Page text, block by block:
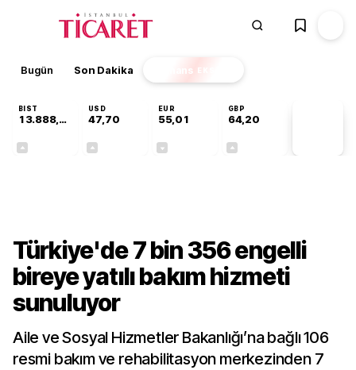
Bugün Son Dakika Finans EKSTRA
BIST
13.888,97
USD
47,70
EUR
55,01
GBP
64,20
Türkiye'de 7 bin 356 engelli
bireye yatılı bakım hizmeti
sunuluyor
Aile ve Sosyal Hizmetler Bakanlığı’na bağlı 106
resmi bakım ve rehabilitasyon merkezinden 7